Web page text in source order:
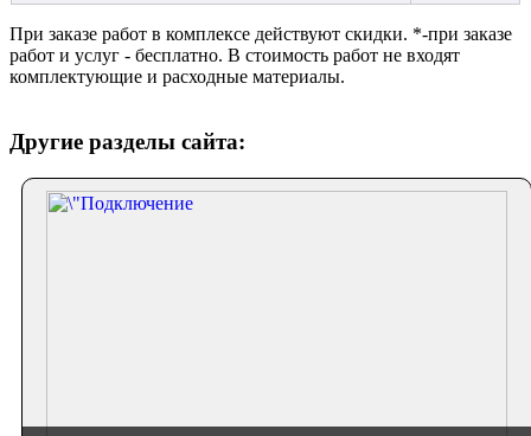
При заказе работ в комплексе действуют скидки. *-при заказе
работ и услуг - бесплатно. В стоимость работ не входят
комплектующие и расходные материалы.
Другие разделы сайта: